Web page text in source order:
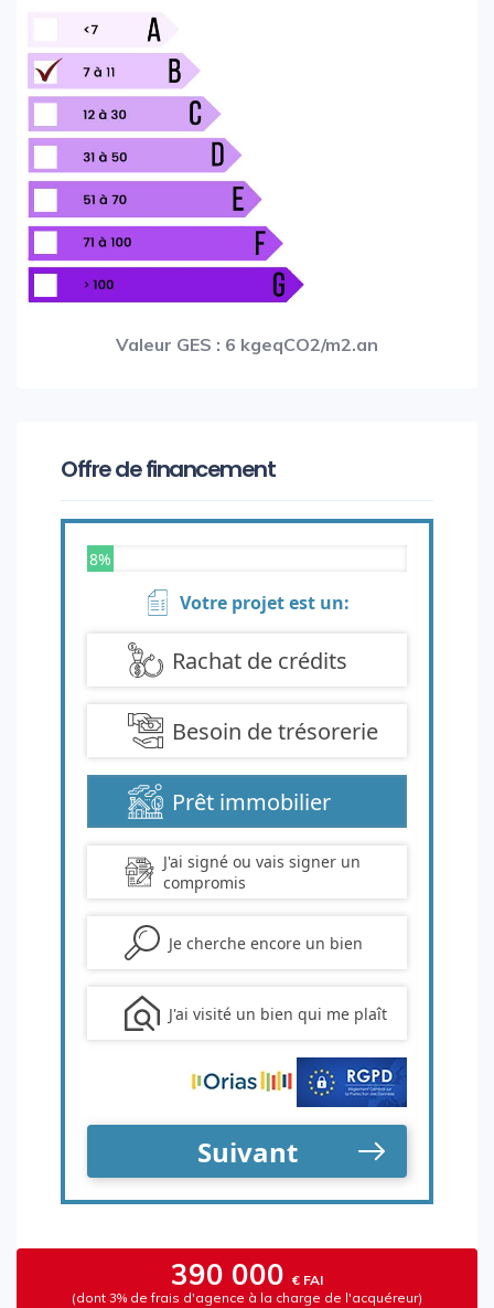
Valeur GES : 6 kgeqCO2/m2.an
Offre de financement
390 000 € FAI
(dont 3% de frais d'agence à la charge de l'acquéreur)